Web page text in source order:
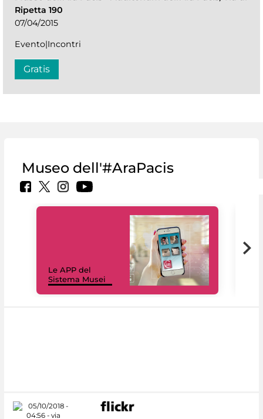
Ripetta 190
07/04/2015
Evento|Incontri
Gratis
Museo dell'#AraPacis
Le APP del
Sistema Musei